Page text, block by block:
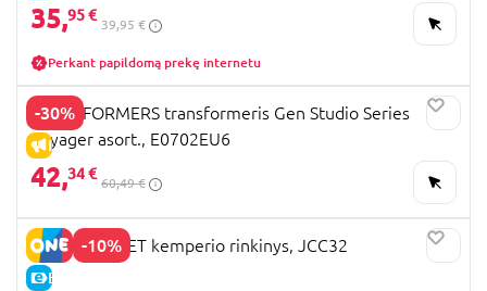
35,95 €
39,95 €
Perkant papildomą prekę internetu
-30%
IŠPARDAVIMAS
TRANSFORMERS transformeris Gen Studio Series
Voyager asort., E0702EU6
42,34 €
60,49 €
-10%
E-KAINA
POLLY POCKET kemperio rinkinys, JCC32